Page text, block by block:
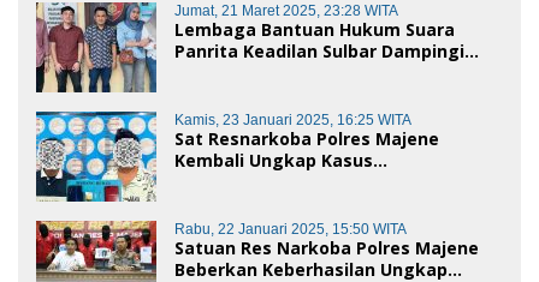
Jumat, 21 Maret 2025, 23:28 WITA
Lembaga Bantuan Hukum Suara
Panrita Keadilan Sulbar Dampingi
Polman
Kamis, 23 Januari 2025, 16:25 WITA
Sat Resnarkoba Polres Majene
Kembali Ungkap Kasus
Rabu, 22 Januari 2025, 15:50 WITA
Satuan Res Narkoba Polres Majene
Beberkan Keberhasilan Ungkap